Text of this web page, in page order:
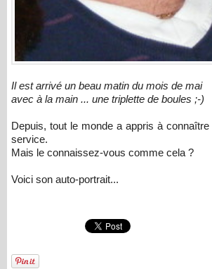
Il est arrivé un beau matin du mois de mai
avec à la main ... une triplette de boules ;-)
Depuis, tout le monde a appris à connaître
service.
Mais le connaissez-vous comme cela ?
Voici son auto-portrait...